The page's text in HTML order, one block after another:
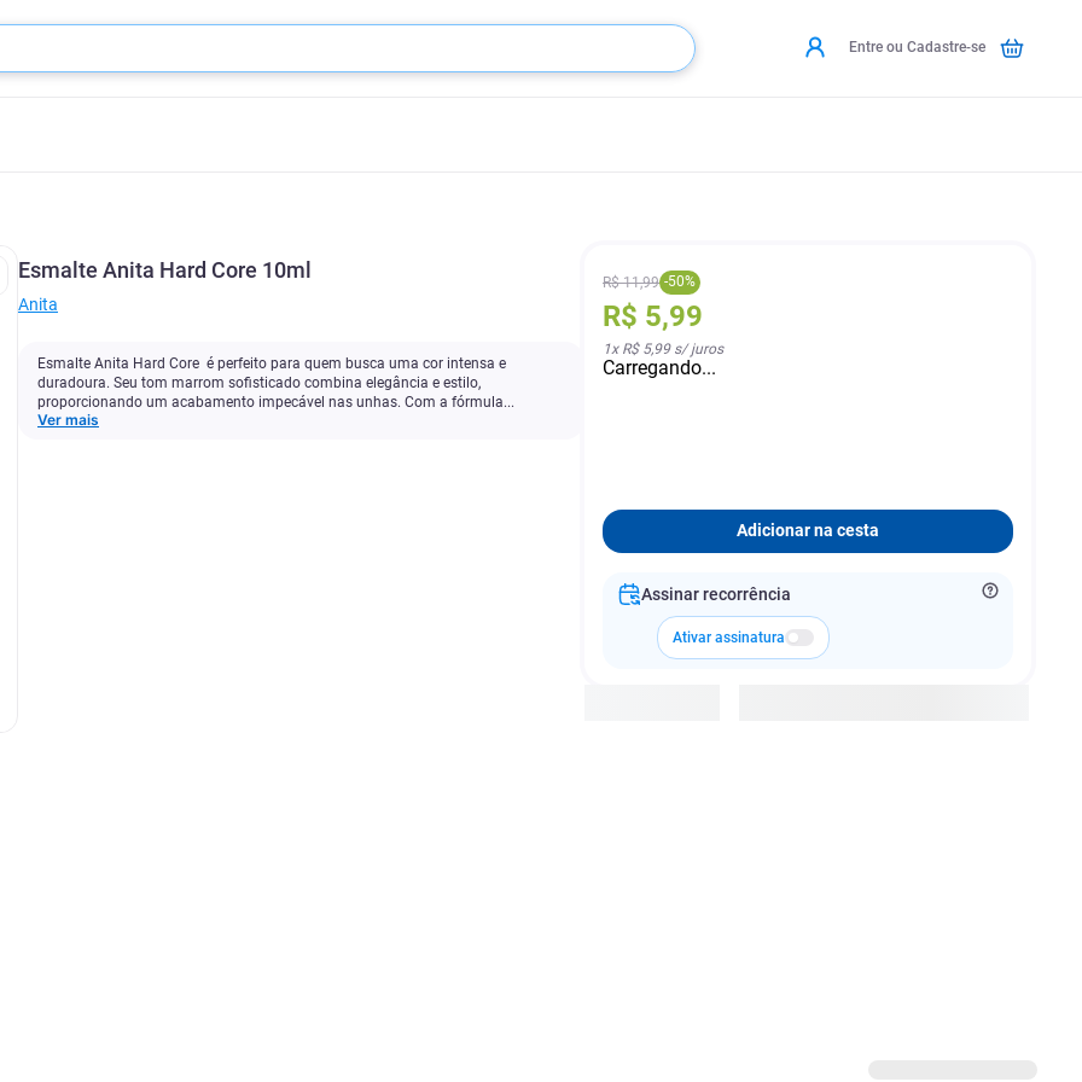
Entre ou Cadastre-se
Esmalte Anita Hard Core 10ml
Anita
Esmalte Anita Hard Core é perfeito para quem busca uma cor intensa e
duradoura. Seu tom marrom sofisticado combina elegância e estilo,
proporcionando um acabamento impecável nas unhas. Com a fórmula...
Ver mais
R$ 11,99 -50%
R$ 5,99
1x R$ 5,99s/ juros
Carregando...
Adicionar na cesta
Assinar recorrência
Ativar assinatura